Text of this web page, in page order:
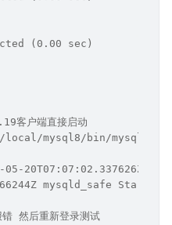
(0.00 sec)
客户端直接启动
local/mysql8/bin/
05-
mysqld_safe
然后重新登录测试